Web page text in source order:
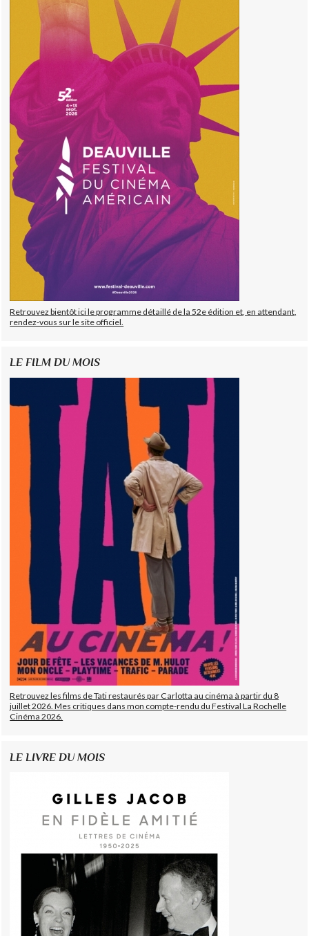
Retrouvez bientôt ici le programme détaillé de la 52e édition et, en attendant,
rendez-vous sur le site officiel.
LE FILM DU MOIS
Retrouvez les films de Tati restaurés par Carlotta au cinéma à partir du 8
juillet 2026. Mes critiques dans mon compte-rendu du Festival La Rochelle
Cinéma 2026.
LE LIVRE DU MOIS